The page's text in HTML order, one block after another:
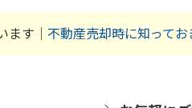
ます｜ 不動産売却時に知って